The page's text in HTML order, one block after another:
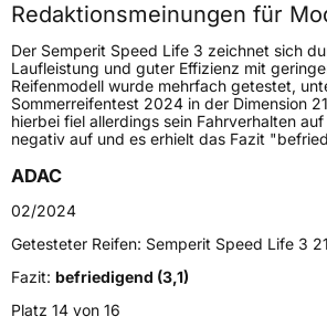
Höchstgeschwindigkeit
240 km/h
Lastindex88
Höchstlast560 kg
Gewicht (in kg)7,02 kg
FahrzeugtypPKW
VerwendungSommerreifen
ModellnameSpeed Life 3
Redaktionsmeinungen für
Der Semperit Speed Life 3 zeichnet sich
Laufleistung und guter Effizienz mit
Reifenmodell wurde mehrfach getestet,
Sommerreifentest 2024 in der Dimension
hierbei fiel allerdings sein Fahrverhalten
negativ auf und es erhielt das Fazit
ADAC
02/2024
Getesteter Reifen: Semperit Speed Life 3
Fazit: befriedigend (3,1)
Platz 14 von 16